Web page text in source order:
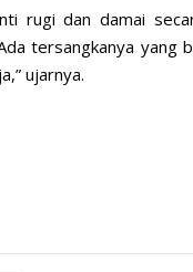
rugi dan damai
tersangkanya yang
ujarnya.